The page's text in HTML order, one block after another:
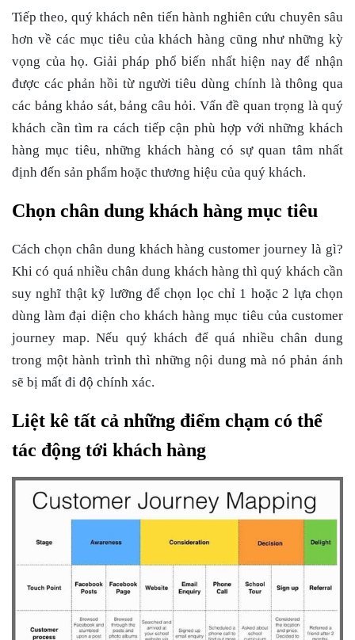
Tiếp theo, quý khách nên tiến hành nghiên cứu chuyên sâu
hơn về các mục tiêu của khách hàng cũng như những kỳ
vọng của họ. Giải pháp phổ biến nhất hiện nay để nhận
được các phản hồi từ người tiêu dùng chính là thông qua
các bảng khảo sát, bảng câu hỏi. Vấn đề quan trọng là quý
khách cần tìm ra cách tiếp cận phù hợp với những khách
hàng mục tiêu, những khách hàng có sự quan tâm nhất
định đến sản phẩm hoặc thương hiệu của quý khách.
Chọn chân dung khách hàng mục tiêu
Cách chọn chân dung khách hàngcustomer journey là gì?
Khi có quá nhiều chân dung khách hàng thì quý khách cần
suy nghĩ thật kỹ lưỡng để chọn lọc chỉ 1 hoặc 2 lựa chọn
dùng làm đại diện cho khách hàng mục tiêu của customer
journey map. Nếu quý khách để quá nhiều chân dung
trong một hành trình thì những nội dung mà nó phản ánh
sẽ bị mất đi độ chính xác.
Liệt kê tất cả những điểm chạm có thể
tác động tới khách hàng